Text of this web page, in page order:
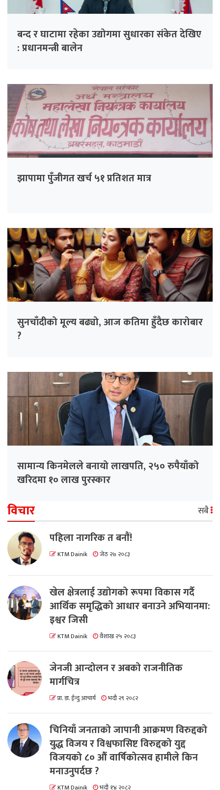
बन्द र घाटामा रहेका उद्योगमा सुधारका संकेत देखिए
: प्रधानमन्त्री बालेन
झापामा पुँजीगत खर्च ५१ प्रतिशत मात्र
सुनचाँदीको मूल्य बढ्यो, आज कतिमा हुँदैछ कारोबार
?
सामान्य किनमेलले बनायो लाखपति, २५० रुपैयाँको
खरिदमा १० लाख पुरस्कार
विचार सबै
पहिला नागरिक त बनाैं!
KTM Dainik जेठ २७ २०८३
खेल क्षेत्रलाई उद्योगको रूपमा विकास गर्दै
आर्थिक समृद्धिको आधार बनाउने अभियानमा:
इश्वर जिसी
KTM Dainik वैशाख २५ २०८३
जेनजी आन्दोलन र अबको राजनीतिक
मार्गचित्र
प्रा. डा. ईन्दु आचार्य भदौ २९ २०८२
चिनियाँ जनताको जापानी आक्रमण विरुद्दको
युद्ध विजय र विश्वफासिष्ट विरुद्दको युद्द
विजयको ८० औं वार्षिकोत्सव हामीले किन
मनाउनुपर्दछ ?